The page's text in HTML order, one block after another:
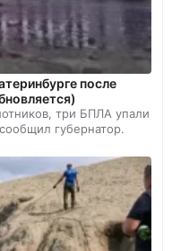
после
три БПЛА упали
губернатор.